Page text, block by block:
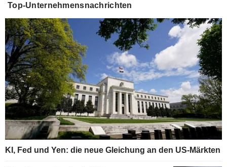
Top-Unternehmensnachrichten
KI, Fed und Yen: die neue Gleichung an den US-Märkten